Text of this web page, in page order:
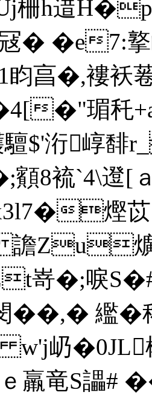
柵h逪
冦� �e7:
盷亯�,褸袄
�"瑂秅+a矂
$'洐崞
顮8裗`4\邆[
熞苡
Zu爌
嵜�;唳S�
繿�秾
w'j屷
ｅ羸竜S讄#